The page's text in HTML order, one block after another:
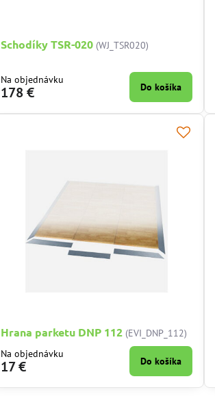
Schodíky TSR-020 (WJ_TSR020)
Na objednávku
178 € Do košíka
Hrana parketu DNP 112 (EVI_DNP_112)
Na objednávku
17 € Do košíka